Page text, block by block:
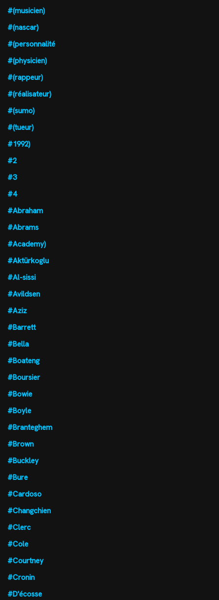
#(musicien)
#(nascar)
#(personnalité
#(physicien)
#(rappeur)
#(réalisateur)
#(sumo)
#(tueur)
#1992)
#2
#3
#4
#Abraham
#Abrams
#Academy)
#Aktürkoglu
#Al-sissi
#Avildsen
#Aziz
#Barrett
#Bella
#Boateng
#Boursier
#Bowie
#Boyle
#Branteghem
#Brown
#Buckley
#Bure
#Cardoso
#Changchien
#Clerc
#Cole
#Courtney
#Cronin
#D'écosse